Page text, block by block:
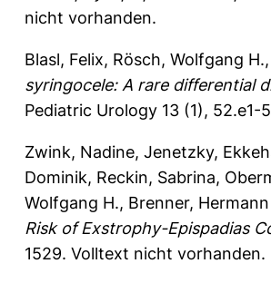
nicht vorhanden.
Blasl, Felix, Rösch, Wolfgang H.,
syringocele: A rare differential
Pediatric Urology 13 (1), 52.e1-
Zwink, Nadine, Jenetzky,
Dominik, Reckin, Sabrina,
Wolfgang H., Brenner, Hermann
Risk of Exstrophy-Epispadias
1529. Volltext nicht vorhanden.